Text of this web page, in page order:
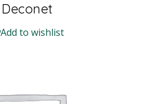
Deconet
Add to wishlist